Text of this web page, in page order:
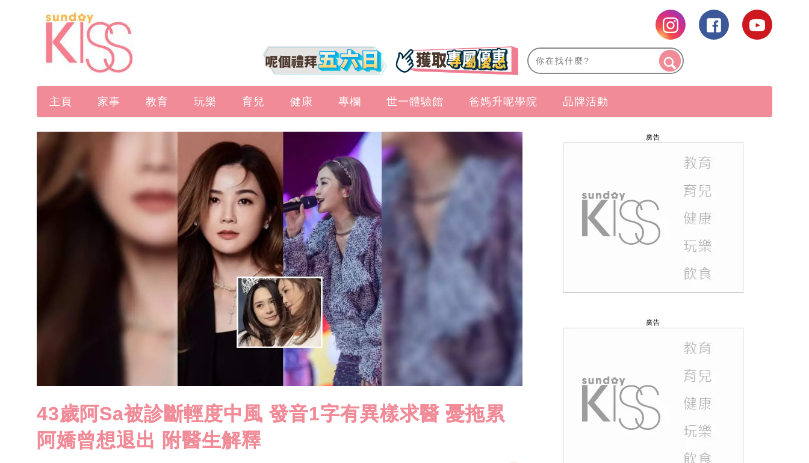
主頁 家事 教育 玩樂 育兒 健康 專欄 世一體驗館 爸媽升呢學院 品牌活動
43歲阿Sa被診斷輕度中風 發音1字有異樣求醫 憂拖累
阿嬌曾想退出 附醫生解釋
廣告
廣告